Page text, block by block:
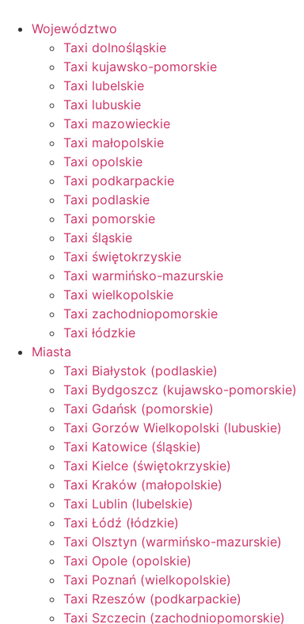
Województwo
Taxi dolnośląskie
Taxi kujawsko-pomorskie
Taxi lubelskie
Taxi lubuskie
Taxi mazowieckie
Taxi małopolskie
Taxi opolskie
Taxi podkarpackie
Taxi podlaskie
Taxi pomorskie
Taxi śląskie
Taxi świętokrzyskie
Taxi warmińsko-mazurskie
Taxi wielkopolskie
Taxi zachodniopomorskie
Taxi łódzkie
Miasta
Taxi Białystok (podlaskie)
Taxi Bydgoszcz (kujawsko-pomorskie)
Taxi Gdańsk (pomorskie)
Taxi Gorzów Wielkopolski (lubuskie)
Taxi Katowice (śląskie)
Taxi Kielce (świętokrzyskie)
Taxi Kraków (małopolskie)
Taxi Lublin (lubelskie)
Taxi Łódź (łódzkie)
Taxi Olsztyn (warmińsko-mazurskie)
Taxi Opole (opolskie)
Taxi Poznań (wielkopolskie)
Taxi Rzeszów (podkarpackie)
Taxi Szczecin (zachodniopomorskie)